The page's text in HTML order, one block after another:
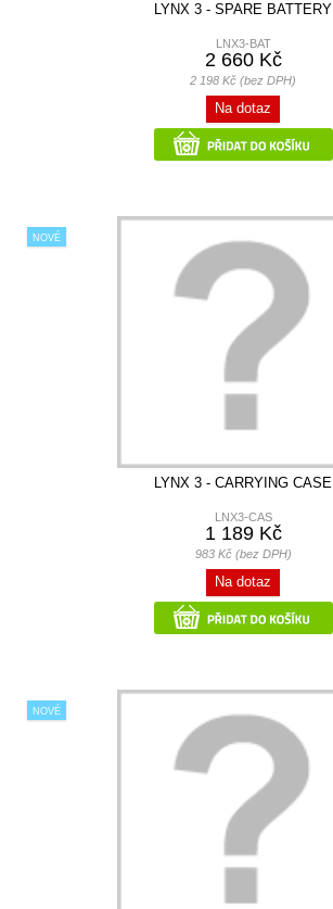
LYNX 3 - SPARE BATTERY
LNX3-BAT
2 660 Kč
2 198 Kč (bez DPH)
Na dotaz
NOVÉ
LYNX 3 - CARRYING CASE
LNX3-CAS
1 189 Kč
983 Kč (bez DPH)
Na dotaz
NOVÉ